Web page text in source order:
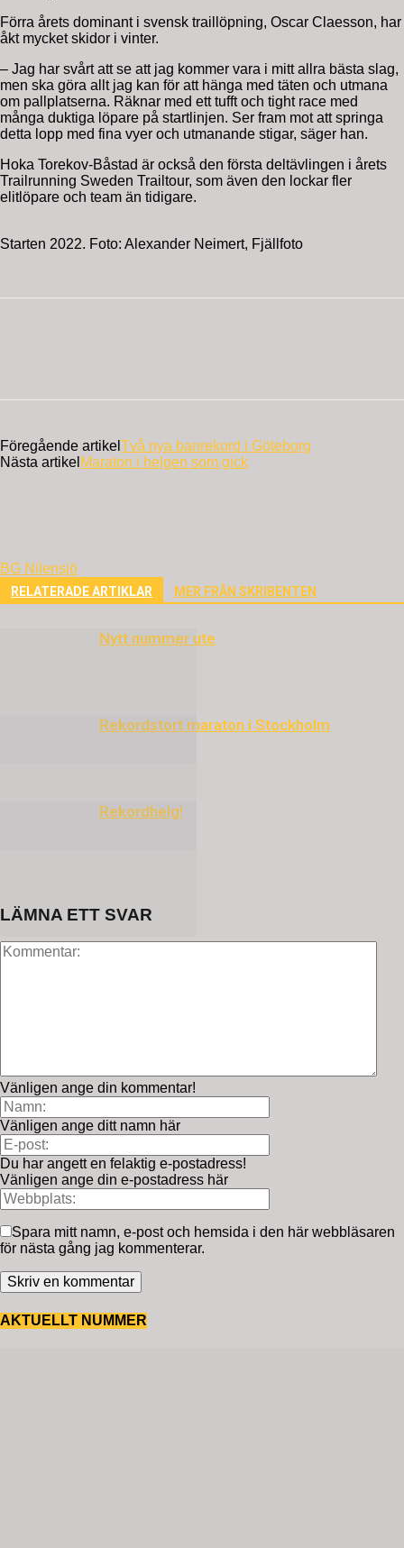
Förra årets dominant i svensk traillöpning, Oscar Claesson, har
åkt mycket skidor i vinter.
– Jag har svårt att se att jag kommer vara i mitt allra bästa slag,
men ska göra allt jag kan för att hänga med täten och utmana
om pallplatserna. Räknar med ett tufft och tight race med
många duktiga löpare på startlinjen. Ser fram mot att springa
detta lopp med fina vyer och utmanande stigar, säger han.
Hoka Torekov-Båstad är också den första deltävlingen i årets
Trailrunning Sweden Trailtour, som även den lockar fler
elitlöpare och team än tidigare.
Starten 2022. Foto: Alexander Neimert, Fjällfoto
Föregående artikel Två nya banrekord i Göteborg
Nästa artikel Maraton i helgen som gick
BG Nilensjö
RELATERADE ARTIKLAR MER FRÅN SKRIBENTEN
Nytt nummer ute
Rekordstort maraton i Stockholm
Rekordhelg!
LÄMNA ETT SVAR
Vänligen ange din kommentar!
Vänligen ange ditt namn här
Du har angett en felaktig e-postadress!
Vänligen ange din e-postadress här
Spara mitt namn, e-post och hemsida i den här webbläsaren
för nästa gång jag kommenterar.
AKTUELLT NUMMER